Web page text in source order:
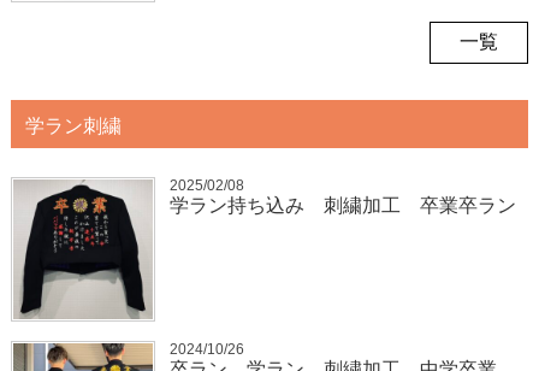
一覧
学ラン刺繍
2025/02/08
学ラン持ち込み 刺繍加工 卒業卒ラン
2024/10/26